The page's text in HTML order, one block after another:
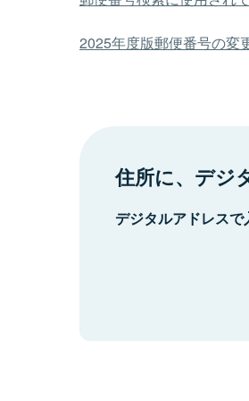
2025年度版郵便番号の変
住所に、デジ
デジタルアドレス